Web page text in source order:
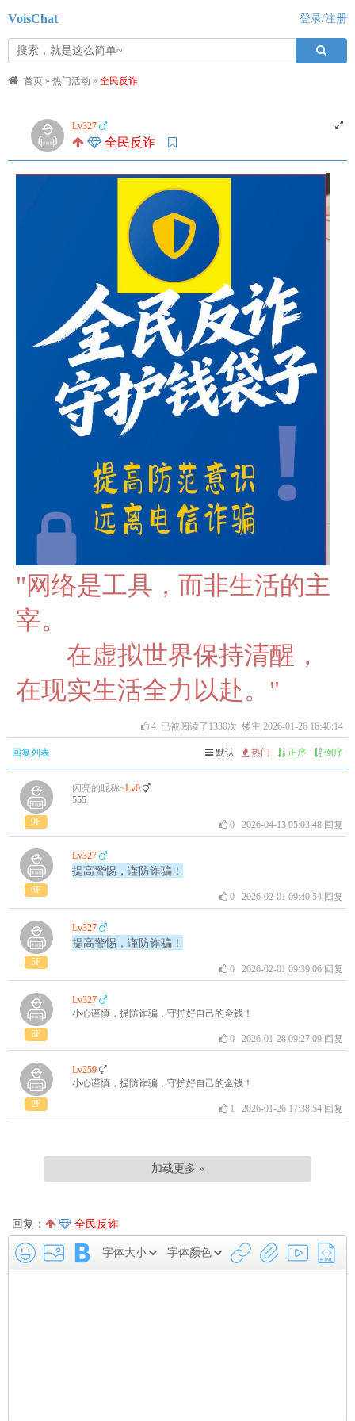
VoisChat 登录/注册
首页 » 热门活动 » 全民反诈
Lv327
全民反诈
"网络是工具，而非生活的主
宰。
在虚拟世界保持清醒，
在现实生活全力以赴。"
4 已被阅读了1330次 楼主 2026-01-26 16:48:14
回复列表 默认 热门 正序 倒序
9F
闪亮的昵称~Lv0
555
02026-04-13 05:03:48 回复
6F
Lv327
提高警惕，谨防诈骗！
02026-02-01 09:40:54 回复
5F
Lv327
提高警惕，谨防诈骗！
02026-02-01 09:39:06 回复
3F
Lv327
小心谨慎，提防诈骗，守护好自己的金钱！
02026-01-28 09:27:09 回复
2F
Lv259
小心谨慎，提防诈骗，守护好自己的金钱！
1 2026-01-26 17:38:54 回复
加载更多 »
回复： 全民反诈